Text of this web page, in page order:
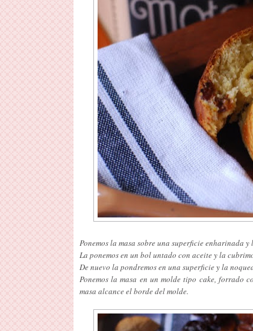
Ponemos la masa sobre una superficie enharinada
La ponemos en un bol untado con aceite y la
De nuevo la pondremos en una superficie y la
Ponemos la masa en un molde tipo cake, forrado
masa alcance el borde del molde.